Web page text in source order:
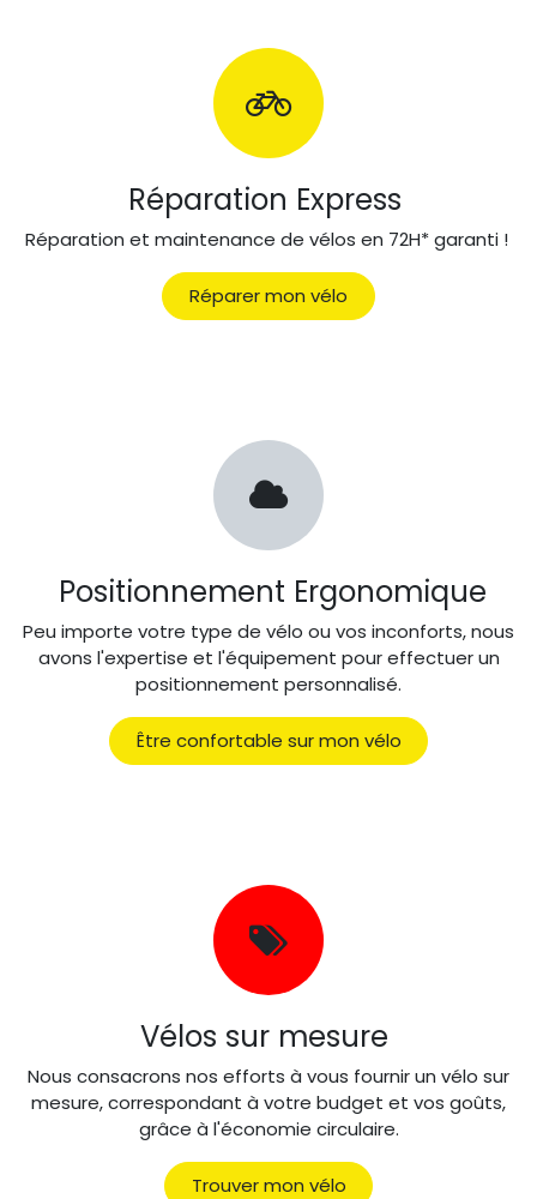
Réparation Express
Réparation et maintenance de vélos en 72H* garanti !
Réparer mon vélo
Positionnement Ergonomique
Peu importe votre type de vélo ou vos inconforts, nous
avons l'expertise et l'équipement pour effectuer un
positionnement personnalisé.
Être confortable sur mon vélo
Vélos sur mesure
Nous consacrons nos efforts à vous fournir un vélo sur
mesure, correspondant à votre budget et vos goûts,
grâce à l'économie circulaire.
Trouver mon vélo